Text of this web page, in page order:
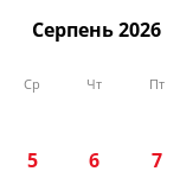
Серпень 2026
Ср Чт Пт
5 6 7